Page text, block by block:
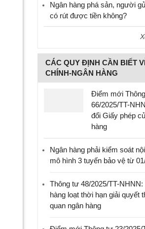
Ngân hàng phá sản, người
có rút được tiền không?
CÁC QUY ĐỊNH CẦN BIẾT
CHÍNH-NGÂN HÀNG
Điểm mới
66/2025/TT-
đổi Giấy phép
hàng
Ngân hàng phải kiểm soát
mô hình 3 tuyến bảo vệ từ
Thông tư 48/2025/TT-NHNN:
hàng loạt thời hạn giải quyết
quan ngân hàng